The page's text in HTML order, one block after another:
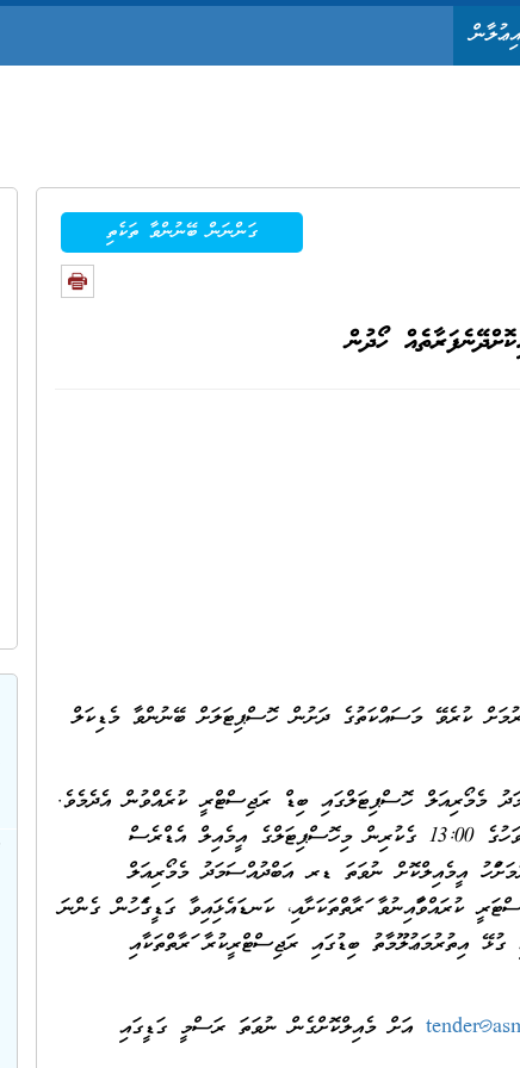
ގަންނަން ބޭނުންވާ ތަކެތި
ހޯދުން
ކުރެވޭ މަސައްކަތުގެ ދަށުން ހޮސްޕިޓަލަށް ބޭނުންވާ މެޑިކަލް
ހޮސްޕިޓަލްގައި ބިޑް ރަޖިސްޓްރީ ކުރެއްވުން އެދެމެވެ.
އީމެއިލްކޮށް ނުވަތަ ޑރ އަބްދުއްސަމަދު މެމޯރިއަލް
ކުރައްވާފައިނުވާ ފަރާތްތަކަށާއި، ކަނޑައެޅިފައިވާ ގަޑީގެފަހުން ގެންނަ
އިތުރުމަޢުލޫމާތު ބިޑުގައި ރަޖިސްޓްރީކުރާ ފަރާތްތަކާއި
އަށް މެއިލްކޮށްގެން ނުވަތަ ރަސްމީ ގަޑީގައި